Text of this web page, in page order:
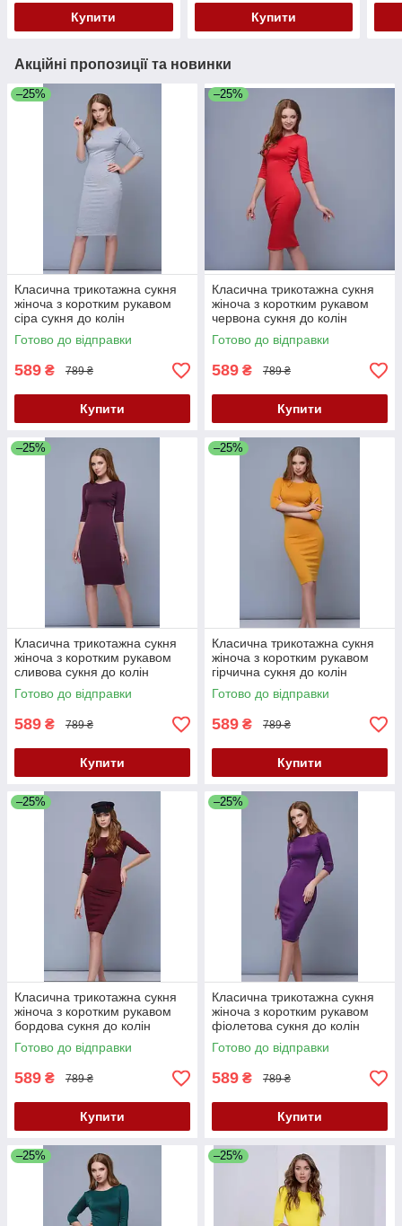
Купити Купити
Акційні пропозиції та новинки
–25%
Класична трикотажна сукня
жіноча з коротким рукавом
сіра сукня до колін
однотонна 40 42 44 46 48 50
52р-р
Готово до відправки
589 ₴ 789 ₴
Купити
–25%
Класична трикотажна сукня
жіноча з коротким рукавом
червона сукня до колін
однотонна 40 44 52 розмір
Готово до відправки
589 ₴ 789 ₴
Купити
–25%
Класична трикотажна сукня
жіноча з коротким рукавом
сливова сукня до колін
однотонна 40 42 44 46 50 52
розмір
Готово до відправки
589 ₴ 789 ₴
Купити
–25%
Класична трикотажна сукня
жіноча з коротким рукавом
гірчична сукня до колін
однотонна 52 розмір
Готово до відправки
589 ₴ 789 ₴
Купити
–25%
Класична трикотажна сукня
жіноча з коротким рукавом
бордова сукня до колін
однотонна 40 розмір
Готово до відправки
589 ₴ 789 ₴
Купити
–25%
Класична трикотажна сукня
жіноча з коротким рукавом
фіолетова сукня до колін
однотонна 40 42 44 46 48 50
52 розмір
Готово до відправки
589 ₴ 789 ₴
Купити
–25% –25%